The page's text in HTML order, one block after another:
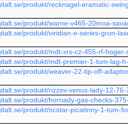
produkt/recknagel-eramatic-
produkt/warne-v465-20moa-
produkt/viridian-e-series-gron-
produkt/mdt-xrs-cz-455-rf-hoger-
produkt/mdt-premier-1-tum-lag-
produkt/weaver-22-tip-off-
produkt/rizzini-venus-lady-12-76-
produkt/hornady-gas-checks-
produkt/ncstar-picatinny-1-tum-